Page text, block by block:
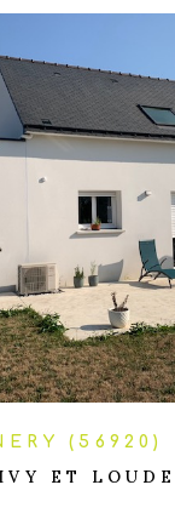
(56920)
ET
VOIR LE